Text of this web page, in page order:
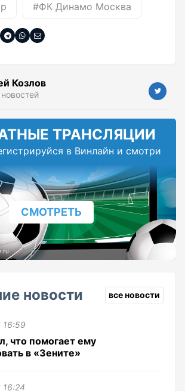
#ФК Динамо Москва
Козлов
ТРАНСЛЯЦИИ
в Винлайн и смотри
СМОТРЕТЬ
новости все новости
16:59
что помогает ему
в «Зените»
16:24